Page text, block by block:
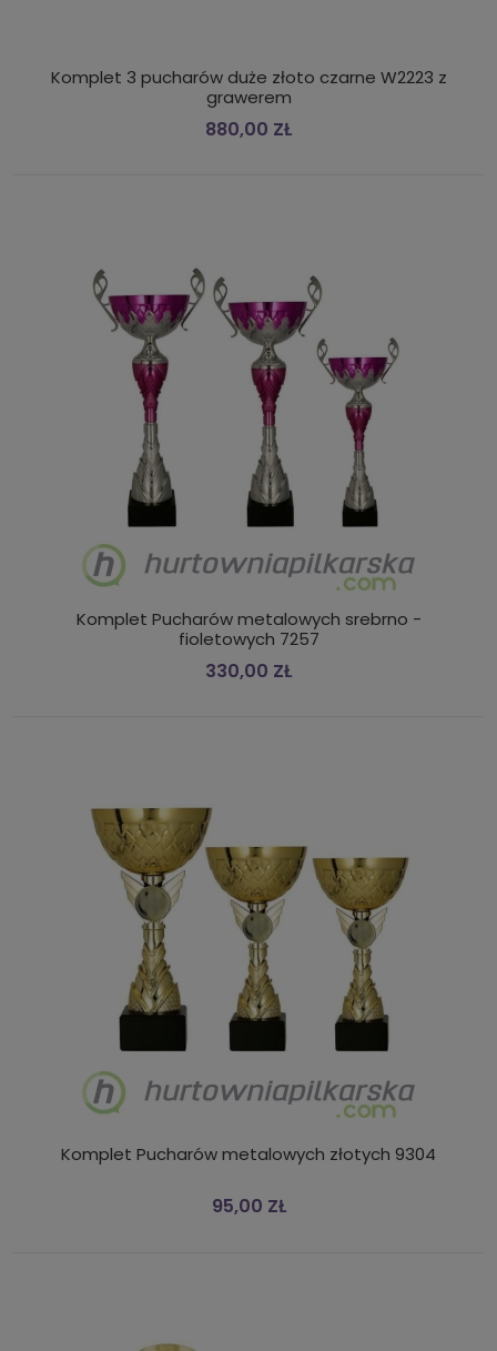
Komplet 3 pucharów duże złoto czarne W2223 z
grawerem
880,00 ZŁ
Komplet Pucharów metalowych srebrno -
fioletowych 7257
330,00 ZŁ
Komplet Pucharów metalowych złotych 9304
95,00 ZŁ